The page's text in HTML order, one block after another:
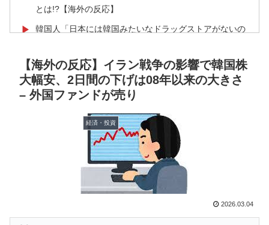
とは!?【海外の反応】
▶
韓国人「日本には韓国みたいなドラッグストアがないの
す」
▶ 【激震】韓国人「韓国サッカー協会、W杯・五輪で複数
回の性接待を行い審判を買収していたことが発覚…（ﾌﾞ
【海外の反応】野球を観はじめたばかりなんだが大谷翔
平って投手としてはどれくらいのレベルなの？ → 「ト
ップ層ではあるが二刀流の影響で超一流とまでは言えな
いイメージ」「投手に専念したらサイヤングも獲れると
思うんだけどな」
ライバルのリコに身体で賞金払わせる話やりてえ
【海外の反応】イラン戦争の影響で韓国株
大幅安、2日間の下げは08年以来の大きさ
– 外国ファンドが売り
経済・投資
2026.03.04